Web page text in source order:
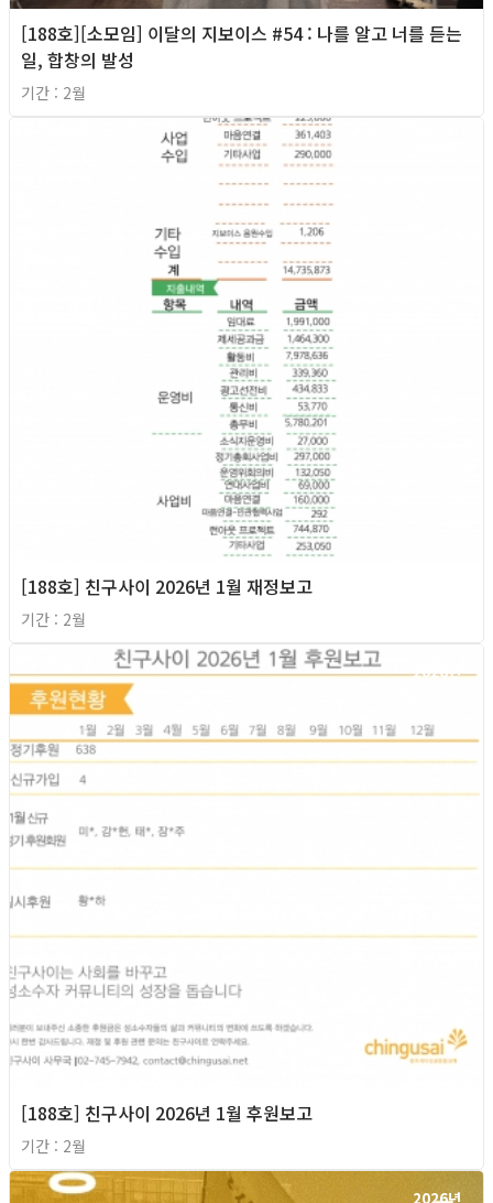
[188호][소모임] 이달의 지보이스 #54 : 나를 알고 너를 듣는
일, 합창의 발성
기간 : 2월
[188호] 친구사이 2026년 1월 재정보고
기간 : 2월
2026년
[188호] 친구사이 2026년 1월 후원보고
기간 : 2월
2026년